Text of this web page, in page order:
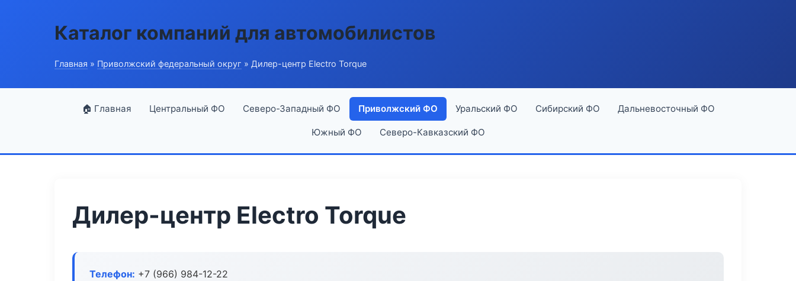
Каталог компаний для автомобилистов
Главная » Приволжский федеральный округ » Дилер-центр Electro Torque
🏠 Главная Центральный ФО Северо-Западный ФО Приволжский ФО Уральский ФО Сибирский ФО Дальневосточный ФО
Южный ФО Северо-Кавказский ФО
Дилер-центр Electro Torque
Телефон: +7 (966) 984-12-22